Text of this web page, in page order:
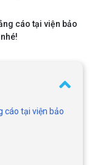
cáo tại viện bảo
cáo tại viện bảo